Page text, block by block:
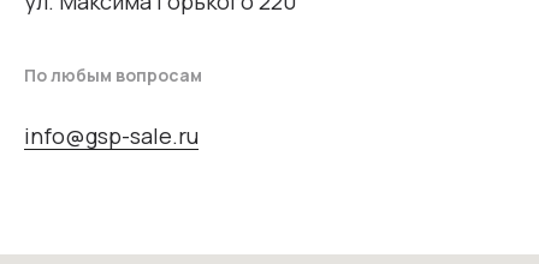
По любым вопросам
info@gsp-sale.ru